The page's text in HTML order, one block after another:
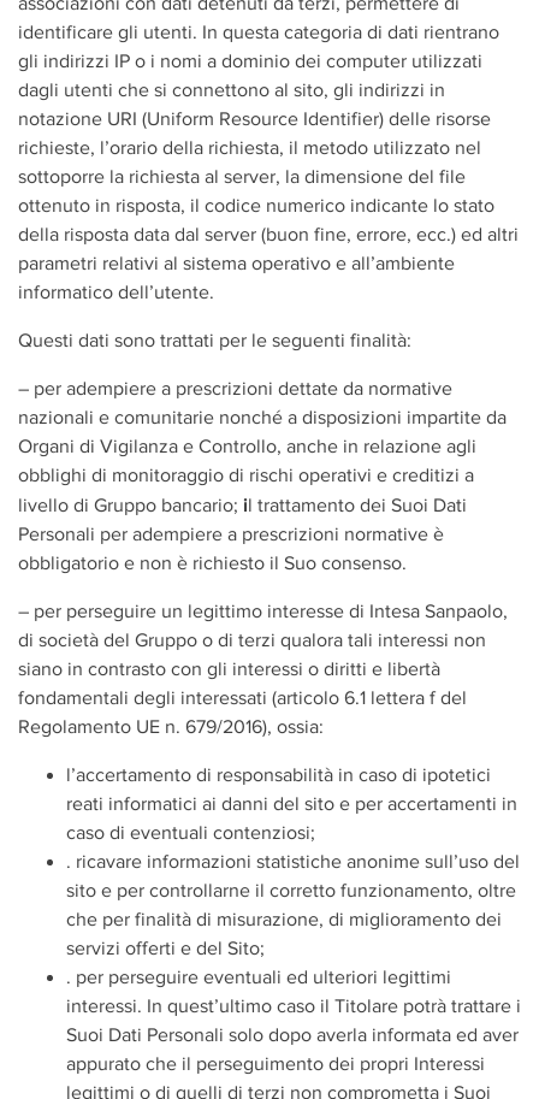
identificare gli utenti. In questa categoria di dati rientrano
gli indirizzi IP o i nomi a dominio dei computer utilizzati
dagli utenti che si connettono al sito, gli indirizzi in
notazione URI (Uniform Resource Identifier) delle risorse
richieste, l’orario della richiesta, il metodo utilizzato nel
sottoporre la richiesta al server, la dimensione del file
ottenuto in risposta, il codice numerico indicante lo stato
della risposta data dal server (buon fine, errore, ecc.) ed altri
parametri relativi al sistema operativo e all’ambiente
informatico dell’utente.
Questi dati sono trattati per le seguenti finalità:
– per adempiere a prescrizioni dettate da normative
nazionali e comunitarie nonché a disposizioni impartite da
Organi di Vigilanza e Controllo, anche in relazione agli
obblighi di monitoraggio di rischi operativi e creditizi a
livello di Gruppo bancario; il trattamento dei Suoi Dati
Personali per adempiere a prescrizioni normative è
obbligatorio e non è richiesto il Suo consenso.
– per perseguire un legittimo interesse di Intesa Sanpaolo,
di società del Gruppo o di terzi qualora tali interessi non
siano in contrasto con gli interessi o diritti e libertà
fondamentali degli interessati (articolo 6.1 lettera f del
Regolamento UE n. 679/2016), ossia:
l’accertamento di responsabilità in caso di ipotetici
reati informatici ai danni del sito e per accertamenti in
caso di eventuali contenziosi;
. ricavare informazioni statistiche anonime sull’uso del
sito e per controllarne il corretto funzionamento, oltre
che per finalità di misurazione, di miglioramento dei
servizi offerti e del Sito;
. per perseguire eventuali ed ulteriori legittimi
interessi. In quest’ultimo caso il Titolare potrà trattare i
Suoi Dati Personali solo dopo averla informata ed aver
appurato che il perseguimento dei propri Interessi
legittimi o di quelli di terzi non comprometta i Suoi